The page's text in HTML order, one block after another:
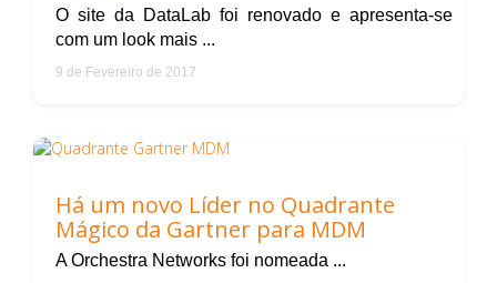
O site da DataLab foi renovado e apresenta-se
com um look mais ...
9 de Fevereiro de 2017
Há um novo Líder no Quadrante
Mágico da Gartner para MDM
A Orchestra Networks foi nomeada ...